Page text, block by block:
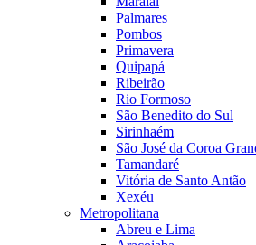
Palmares
Pombos
Primavera
Quipapá
Ribeirão
Rio Formoso
São Benedito do Sul
Sirinhaém
São José da Coroa
Tamandaré
Vitória de Santo Antão
Xexéu
Metropolitana
Abreu e Lima